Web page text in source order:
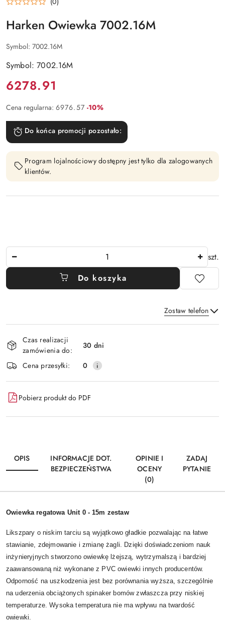
Harken Owiewka 7002.16M
Symbol: 7002.16M
Symbol: 7002.16M
Cena:
6278.91
Cena regularna: 6976.57 Rabat:
-10%
Do końca promocji pozostało:
Program lojalnościowy dostępny jest tylko dla zalogowanych
klientów.
szt.
Do koszyka
Zostaw telefon
i
dostawa
Czas realizacji
zamówienia do:
30 dni
Cena przesyłki:
0
Pobierz produkt do PDF
OPIS
INFORMACJE DOT.
BEZPIECZEŃSTWA
OPINIE I
OCENY
(0)
ZADAJ
PYTANIE
Owiewka regatowa Unit 0 - 15m zestaw
Likszpary o niskim tarciu są wyjątkowo gładkie pozwalając na łatwe
stawianie, zdejmowanie i zmianę żagli. Dzięki doświadczeniom nauk
inżynieryjnych stworzono owiewkę lżejszą, wytrzymalszą i bardziej
zaawansowaną niż wykonane z PVC owiewki innych producentów.
Odporność na uszkodzenia jest bez porównania wyższa, szczególnie
na uderzenia obciążonych spinaker bomów zwłaszcza przy niskiej
temperaturze. Wysoka temperatura nie ma wpływu na twardość
owiewki.